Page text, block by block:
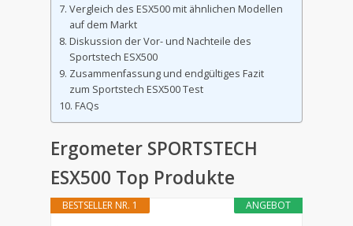
Vergleich des ESX500 mit ähnlichen Modellen
auf dem Markt
Diskussion der Vor- und Nachteile des
Sportstech ESX500
Zusammenfassung und endgültiges Fazit
zum Sportstech ESX500 Test
FAQs
Ergometer SPORTSTECH
ESX500 Top Produkte
ANGEBOT
BESTSELLER NR. 1